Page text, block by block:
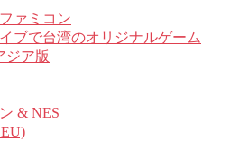
ァミコン
ブで台湾のオリジナルゲーム
ジア版
& NES